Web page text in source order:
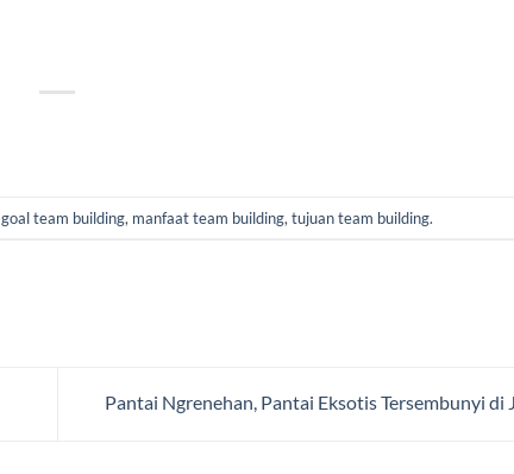
goal team building, manfaat team building, tujuan team building.
Pantai Ngrenehan, Pantai Eksotis Tersembunyi di